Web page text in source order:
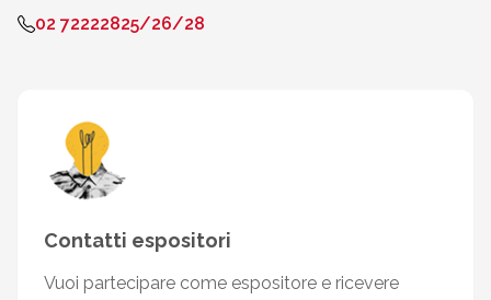
02 72222825/26/28
Contatti espositori
Vuoi partecipare come espositore e ricevere